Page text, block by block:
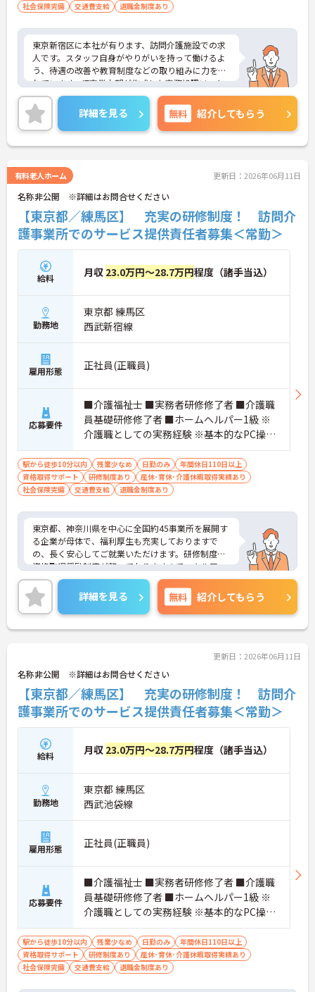
社会保険完備
交通費支給 退職金制度あり
東京新宿区に本社が有ります、訪問介護施設での求
人です。スタッフ自身がやりがいを持って働けるよ
う、待遇の改善や教育制度などの取り組みに力を入
れています。IT事業本部が作成した事務処理ソフト
を導入しており、事務作業は少なく、その分ご利用
者様への対応を重視することもできます。入社後の
研修はもちろん、介護技術研修、PC研修、マナー研
修、資格取得のための勉強会等ステップに応じて用
意されており安心してご就業いただけます。
細などお話しいたしますのでお気軽にお問い合わせ
下さい。
詳細を見る 無料 紹介してもらう
有料老人ホーム 更新日：2026年06月11日
名称非公開 ※詳細はお問合せください
【東京都／練馬区】 充実の研修制度！ 訪問介
護事業所でのサービス提供責任者募集＜常勤＞
給料 月収 23.0万円～28.7万円程度（諸手当込）
勤務地
東京都 練馬区
西武新宿線
雇用形態 正社員(正職員)
応募要件
■介護福祉士 ■実務者研修修了者 ■介護職
員基礎研修修了者 ■ホームヘルパー1級 ※
介護職としての実務経験 ※基本的なPC操作
ができる方 ※地域によっては、普通自動車
運転免許(AT限定可)が必要となる場合があ
ります。
駅から徒歩10分以内 残業少なめ 日勤のみ
年間休日110日以上
資格取得サポート
研修制度あり
産休･育休･介護休暇取得実績あり
社会保険完備
交通費支給 退職金制度あり
東京都、神奈川県を中心に全国約45事業所を展開す
る企業が母体で、福利厚生も充実しておりますで
の、長く安心してご就業いただけます。研修制度や
資格取得奨励制度が整っておりますのでスキルアッ
プも目指せる環境です。
ご興味のある方は是非お気軽にお問い合わせ下さ
い。
詳細を見る 無料 紹介してもらう
更新日：2026年06月11日
名称非公開 ※詳細はお問合せください
【東京都／練馬区】 充実の研修制度！ 訪問介
護事業所でのサービス提供責任者募集＜常勤＞
給料 月収 23.0万円～28.7万円程度（諸手当込）
勤務地
東京都 練馬区
西武池袋線
雇用形態 正社員(正職員)
応募要件
■介護福祉士 ■実務者研修修了者 ■介護職
員基礎研修修了者 ■ホームヘルパー1級 ※
介護職としての実務経験 ※基本的なPC操作
ができる方 ※地域によっては、普通自動車
運転免許(AT限定可)が必要となる場合があ
ります。
駅から徒歩10分以内 残業少なめ 日勤のみ
年間休日110日以上
資格取得サポート
研修制度あり
産休･育休･介護休暇取得実績あり
社会保険完備
交通費支給 退職金制度あり